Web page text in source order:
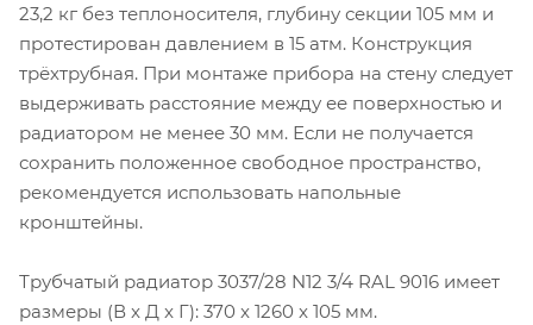
23,2 кг без теплоносителя, глубину секции 105 мм и
протестирован давлением в 15 атм. Конструкция
трёхтрубная. При монтаже прибора на стену следует
выдерживать расстояние между ее поверхностью и
радиатором не менее 30 мм. Если не получается
сохранить положенное свободное пространство,
рекомендуется использовать напольные
кронштейны.
Трубчатый радиатор 3037/28 N12 3/4 RAL 9016 имеет
размеры (В x Д x Г): 370 x 1260 x 105 мм.